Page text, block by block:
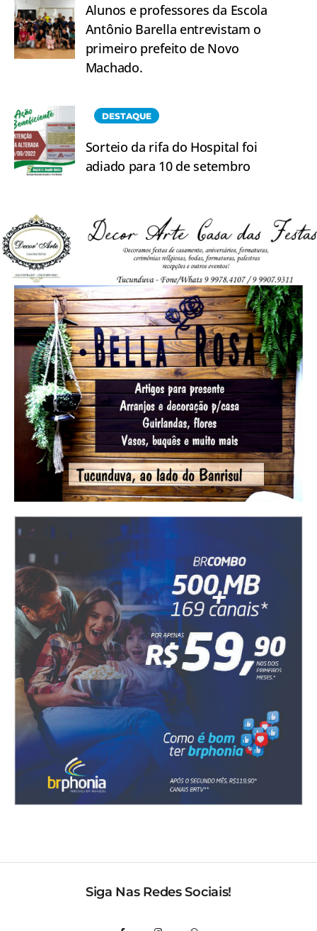
Alunos e professores da Escola
Antônio Barella entrevistam o
primeiro prefeito de Novo
Machado.
DESTAQUE
Sorteio da rifa do Hospital foi
adiado para 10 de setembro
Siga Nas Redes Sociais!